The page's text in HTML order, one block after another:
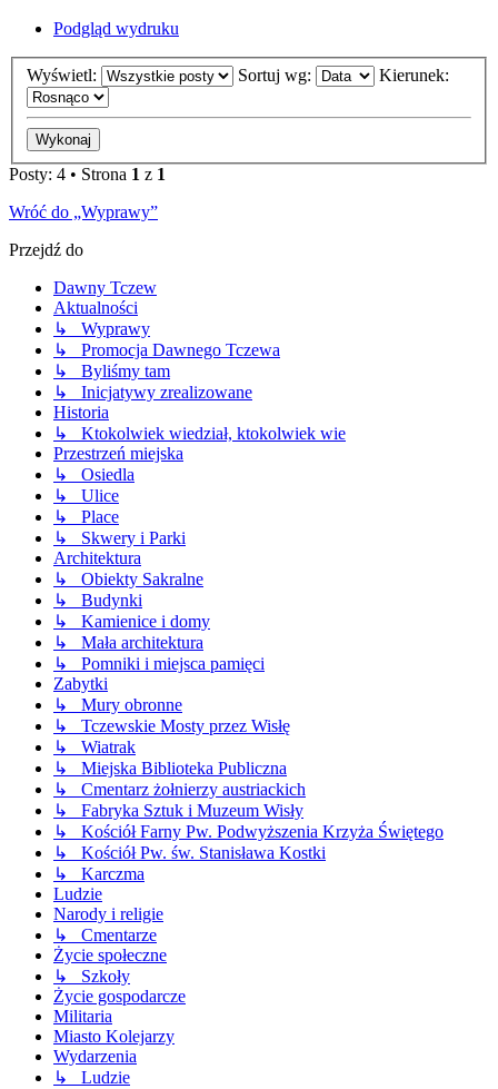
Podgląd wydruku
Wyświetl: Sortuj wg: Kierunek:
Posty: 4 • Strona 1 z 1
Wróć do „Wyprawy”
Przejdź do
Dawny Tczew
Aktualności
↳ Wyprawy
↳ Promocja Dawnego Tczewa
↳ Byliśmy tam
↳ Inicjatywy zrealizowane
Historia
↳ Ktokolwiek wiedział, ktokolwiek wie
Przestrzeń miejska
↳ Osiedla
↳ Ulice
↳ Place
↳ Skwery i Parki
Architektura
↳ Obiekty Sakralne
↳ Budynki
↳ Kamienice i domy
↳ Mała architektura
↳ Pomniki i miejsca pamięci
Zabytki
↳ Mury obronne
↳ Tczewskie Mosty przez Wisłę
↳ Wiatrak
↳ Miejska Biblioteka Publiczna
↳ Cmentarz żołnierzy austriackich
↳ Fabryka Sztuk i Muzeum Wisły
↳ Kościół Farny Pw. Podwyższenia Krzyża Świętego
↳ Kościół Pw. św. Stanisława Kostki
↳ Karczma
Ludzie
Narody i religie
↳ Cmentarze
Życie społeczne
↳ Szkoły
Życie gospodarcze
Militaria
Miasto Kolejarzy
Wydarzenia
↳ Ludzie